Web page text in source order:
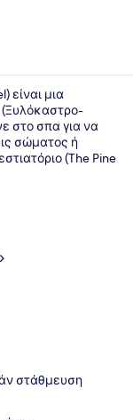
είναι μια
(Ξυλόκαστρο-
στο σπα για να
σώματος ή
(The Pine
όπως
κήπο. Άλλοι
του
στάθμευση